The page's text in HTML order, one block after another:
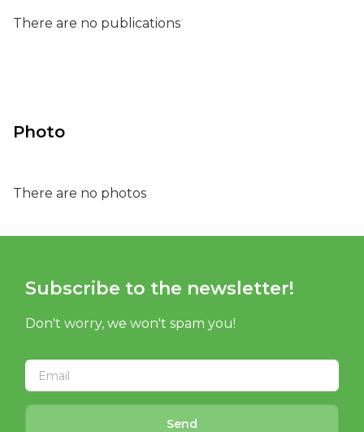
There are no publications
Photo
There are no photos
Subscribe to the newsletter!
Don't worry, we won't spam you!
Send